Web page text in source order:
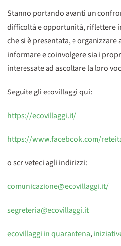
Stanno portando avanti un
difficoltà e opportunità, riflettere
che si è presentata, e
informare e coinvolgere sia i
interessate ad ascoltare la loro
Seguite gli ecovillaggi qui:
https://ecovillaggi.it/
https://www.facebook.com/
o scriveteci agli indirizzi:
comunicazione@ecovillaggi.it/
segreteria@ecovillaggi.it
ecovillaggi in quarantena,